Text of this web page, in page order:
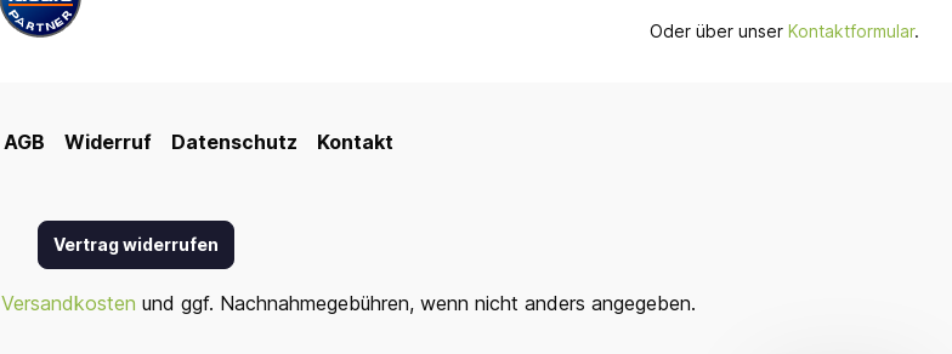
Oder über unserKontaktformular.
AGB Widerruf Datenschutz Kontakt
Vertrag widerrufen
Versandkosten und ggf. Nachnahmegebühren, wenn nicht anders angegeben.